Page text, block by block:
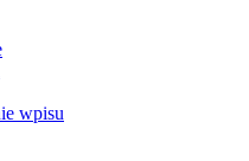
wpisu